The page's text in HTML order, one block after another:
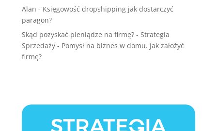
Alan - Księgowość dropshipping jak dostarczyć
paragon?
Skąd pozyskać pieniądze na firmę? - Strategia
Sprzedaży- Pomysł na biznes w domu. Jak założyć
firmę?